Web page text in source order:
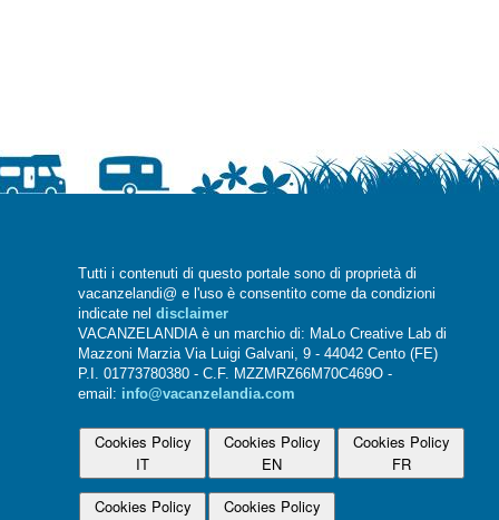
Tutti i contenuti di questo portale sono di proprietà di
vacanzelandi@ e l'uso è consentito come da condizioni
indicate nel disclaimer
VACANZELANDIA è un marchio di: MaLo Creative Lab di
Mazzoni Marzia Via Luigi Galvani, 9 - 44042 Cento (FE)
P.I. 01773780380 - C.F. MZZMRZ66M70C469O -
email: info@vacanzelandia.com
Cookies Policy
IT
Cookies Policy
EN
Cookies Policy
FR
Cookies Policy
Cookies Policy